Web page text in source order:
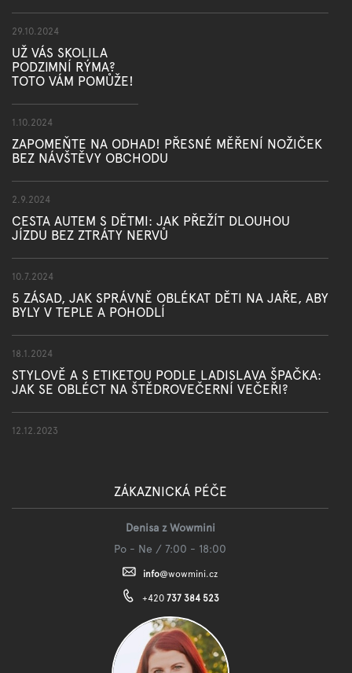
29.10.2024
UŽ VÁS SKOLILA
PODZIMNÍ RÝMA?
TOTO VÁM POMŮŽE!
1.10.2024
ZAPOMEŇTE NA ODHAD! PŘESNÉ MĚŘENÍ NOŽIČEK
BEZ NÁVŠTĚVY OBCHODU
2.9.2024
CESTA AUTEM S DĚTMI: JAK PŘEŽÍT DLOUHOU
JÍZDU BEZ ZTRÁTY NERVŮ
10.7.2024
5 ZÁSAD, JAK SPRÁVNĚ OBLÉKAT DĚTI NA JAŘE, ABY
BYLY V TEPLE A POHODLÍ
18.1.2024
STYLOVĚ A S ETIKETOU PODLE LADISLAVA ŠPAČKA:
JAK SE OBLÉCT NA ŠTĚDROVEČERNÍ VEČEŘI?
12.12.2023
ZÁKAZNICKÁ PÉČE
Denisa z Wowmini
Po - Ne / 7:00 - 18:00
info@wowmini.cz
+420 737 384 523